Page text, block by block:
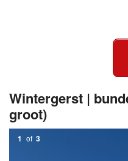
Wintergerst |
groot)
1 of 3